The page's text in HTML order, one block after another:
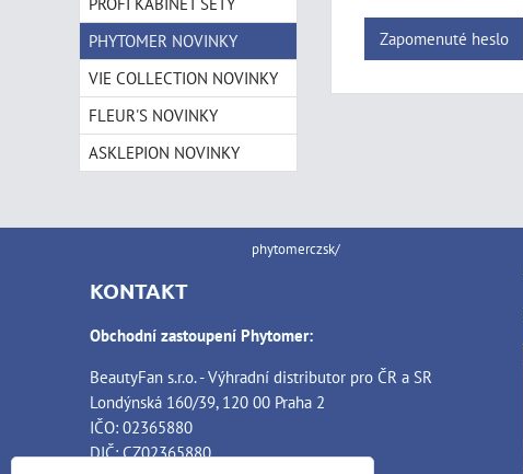
Zapomenuté heslo
PHYTOMER NOVINKY
VIE COLLECTION NOVINKY
FLEUR'S NOVINKY
ASKLEPION NOVINKY
phytomerczsk/
KONTAKT
Obchodní zastoupení Phytomer:
BeautyFan s.r.o. - Výhradní distributor pro ČR a SR
Londýnská 160/39, 120 00 Praha 2
IČO: 02365880
DIČ: CZ02365880